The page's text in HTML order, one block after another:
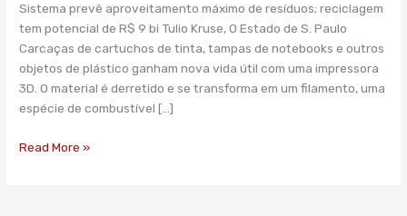
Sistema prevê aproveitamento máximo de resíduos; reciclagem
tem potencial de R$ 9 bi Tulio Kruse, O Estado de S. Paulo
Carcaças de cartuchos de tinta, tampas de notebooks e outros
objetos de plástico ganham nova vida útil com uma impressora
3D. O material é derretido e se transforma em um filamento, uma
espécie de combustível […]
Read More »